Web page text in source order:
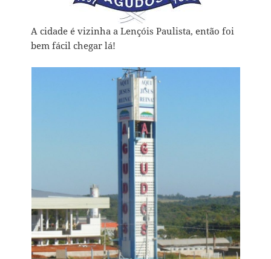
A cidade é vizinha a Lençóis Paulista, então foi
bem fácil chegar lá!